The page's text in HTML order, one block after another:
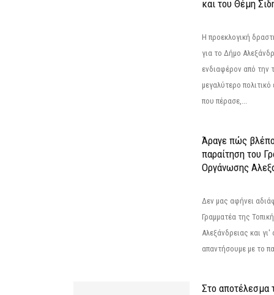
και του Θέμη
Η προεκλογική
για το Δήμο
ενδιαφέρον από την
μεγαλύτερο
που πέρασε,...
Άραγε πώς
παραίτηση του
Οργάνωσης
Δεν μας αφήνει
Γραμματέα της
Αλεξάνδρειας και γι'
απαντήσουμε με το
Στο αποτέλεσμα